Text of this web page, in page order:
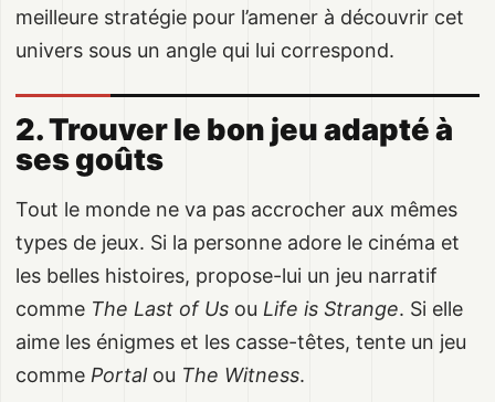
meilleure stratégie pour l’amener à découvrir cet
univers sous un angle qui lui correspond.
2. Trouver le bon jeu adapté à
ses goûts
Tout le monde ne va pas accrocher aux mêmes
types de jeux. Si la personne adore le cinéma et
les belles histoires, propose-lui un jeu narratif
comme The Last of Us ou Life is Strange. Si elle
aime les énigmes et les casse-têtes, tente un jeu
comme Portalou The Witness.